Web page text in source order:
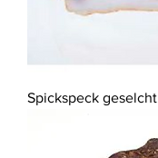
Spickspeck geselcht